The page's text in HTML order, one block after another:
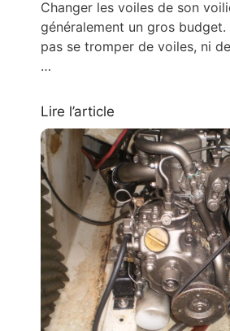
Changer les voiles de son
généralement un gros
pas se tromper de voiles, ni
…
Lire l’article